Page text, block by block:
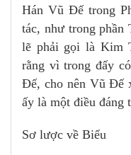
Hán Vũ Đế trong
tác, như trong phần
lẽ phải gọi là Kim
rằng vì trong đấy
Đế, cho nên Vũ Đế
ấy là một điều đáng
Sơ lược về Biểu